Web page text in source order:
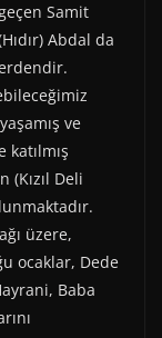
Samit
Abdal da
ve
Deli
üzere,
ocaklar, Dede
Baba